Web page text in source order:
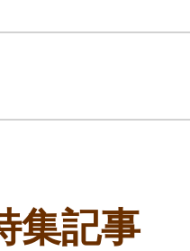
レルワーカー
リーランス
集記事